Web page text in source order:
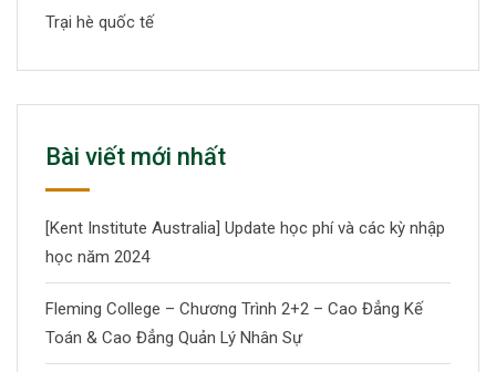
Trại hè quốc tế
Bài viết mới nhất
[Kent Institute Australia] Update học phí và các kỳ nhập
học năm 2024
Fleming College – Chương Trình 2+2 – Cao Đẳng Kế
Toán & Cao Đẳng Quản Lý Nhân Sự